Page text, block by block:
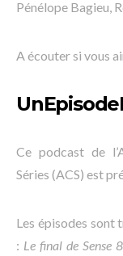
Pénélope Bagieu,
A écouter si vous
Ce podcast de
Séries (ACS) est
Les épisodes sont
: Le final de Sense